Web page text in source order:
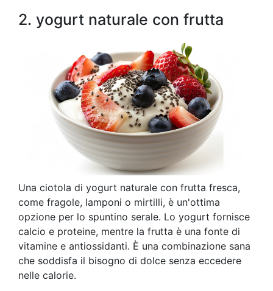
2. yogurt naturale con frutta
Una ciotola di yogurt naturale con frutta fresca,
come fragole, lamponi o mirtilli, è un'ottima
opzione per lo spuntino serale. Lo yogurt fornisce
calcio e proteine, mentre la frutta è una fonte di
vitamine e antiossidanti. È una combinazione sana
che soddisfa il bisogno di dolce senza eccedere
nelle calorie.